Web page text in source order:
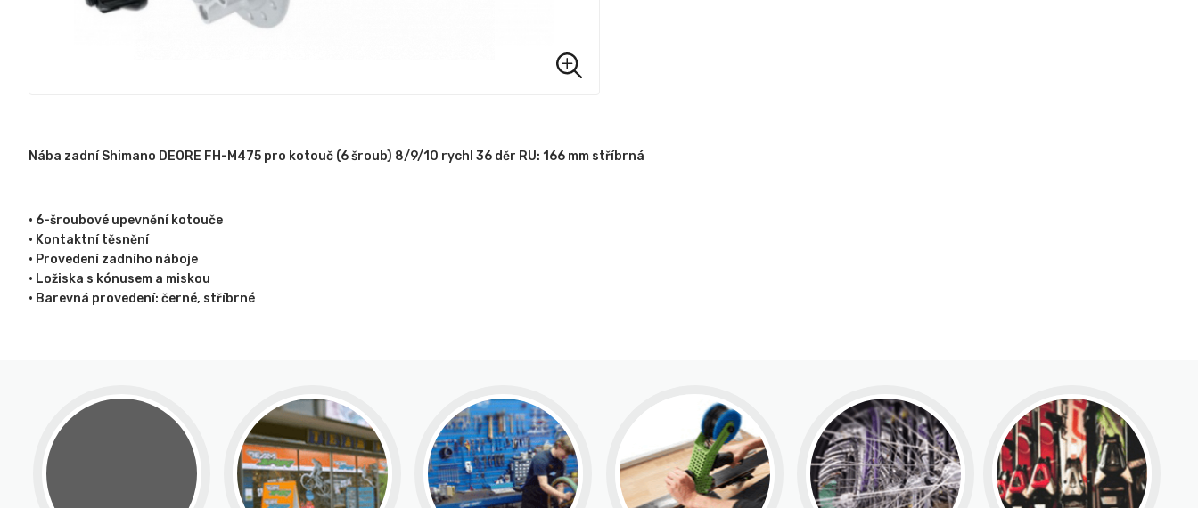
Nába zadní Shimano DEORE FH-M475 pro kotouč (6 šroub) 8/9/10 rychl 36 děr RU: 166 mm stříbrná
• 6-šroubové upevnění kotouče
• Kontaktní těsnění
• Provedení zadního náboje
• Ložiska s kónusem a miskou
• Barevná provedení: černé, stříbrné